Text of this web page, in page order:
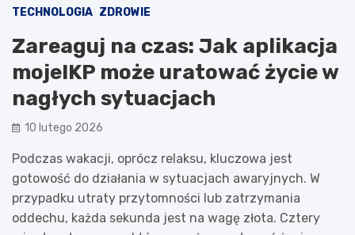
TECHNOLOGIA ZDROWIE
Zareaguj na czas: Jak aplikacja
mojeIKP może uratować życie w
nagłych sytuacjach
10 lutego 2026
Podczas wakacji, oprócz relaksu, kluczowa jest
gotowość do działania w sytuacjach awaryjnych. W
przypadku utraty przytomności lub zatrzymania
oddechu, każda sekunda jest na wagę złota. Cztery